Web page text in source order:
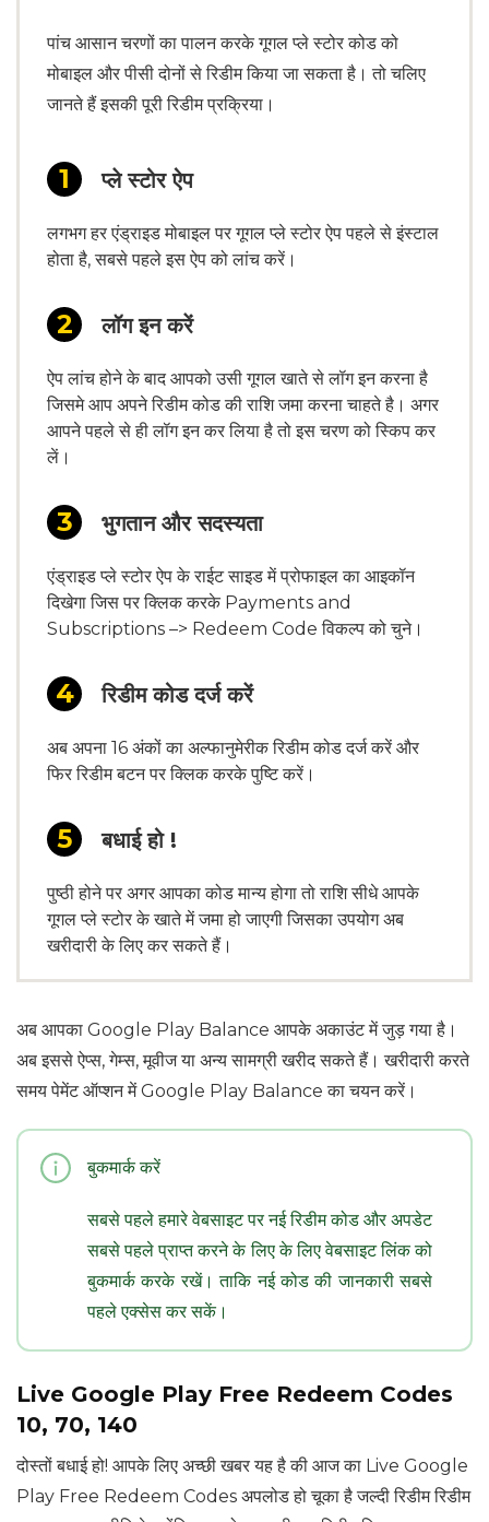
पांच आसान चरणों का पालन करके गूगल प्ले स्टोर कोड को
मोबाइल और पीसी दोनों से रिडीम किया जा सकता है। तो चलिए
जानते हैं इसकी पूरी रिडीम प्रक्रिया।
प्ले स्टोर ऐप
लगभग हर एंड्राइड मोबाइल पर गूगल प्ले स्टोर ऐप पहले से इंस्टाल
होता है, सबसे पहले इस ऐप को लांच करें।
लॉग इन करें
ऐप लांच होने के बाद आपको उसी गूगल खाते से लॉग इन करना है
जिसमे आप अपने रिडीम कोड की राशि जमा करना चाहते है। अगर
आपने पहले से ही लॉग इन कर लिया है तो इस चरण को स्किप कर
लें।
भुगतान और सदस्यता
एंड्राइड प्ले स्टोर ऐप के राईट साइड में प्रोफाइल का आइकॉन
दिखेगा जिस पर क्लिक करके Payments and
Subscriptions –> Redeem Code विकल्प को चुने।
रिडीम कोड दर्ज करें
अब अपना 16 अंकों का अल्फानुमेरीक रिडीम कोड दर्ज करें और
फिर रिडीम बटन पर क्लिक करके पुष्टि करें।
बधाई हो !
पुष्ठी होने पर अगर आपका कोड मान्य होगा तो राशि सीधे आपके
गूगल प्ले स्टोर के खाते में जमा हो जाएगी जिसका उपयोग अब
खरीदारी के लिए कर सकते हैं।
अब आपका Google Play Balance आपके अकाउंट में जुड़ गया है।
अब इससे ऐप्स, गेम्स, मूवीज या अन्य सामग्री खरीद सकते हैं। खरीदारी करते
समय पेमेंट ऑप्शन में Google Play Balance का चयन करें।
बुकमार्क करें
सबसे पहले हमारे वेबसाइट पर नई रिडीम कोड और अपडेट
सबसे पहले प्राप्त करने के लिए के लिए वेबसाइट लिंक को
बुकमार्क करके रखें। ताकि नई कोड की जानकारी सबसे
पहले एक्सेस कर सकें।
Live Google Play Free Redeem Codes
₹10, 70, 140
दोस्तों बधाई हो! आपके लिए अच्छी खबर यह है की आज का Live Google
Play Free Redeem Codes अपलोड हो चूका है जल्दी रिडीम रिडीम